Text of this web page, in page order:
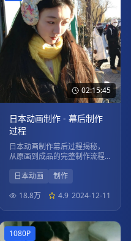
02:15:45
日本动画制作 - 幕后制作
过程
日本动画制作幕后过程揭秘，
从原画到成品的完整制作流程
日本动画
制作
18.8万
4.9 2024-12-11
1080P